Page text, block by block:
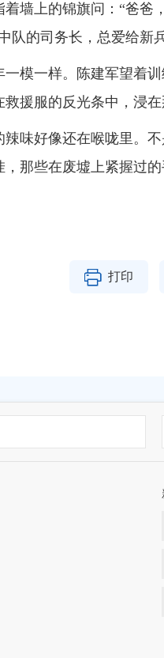
墙上的锦旗问： “爸爸
队的司务长，总爱给新
模一样。陈建军望着
援服的反光条中，浸
味好像还在喉咙里。
那些在废墟上紧握过
打印